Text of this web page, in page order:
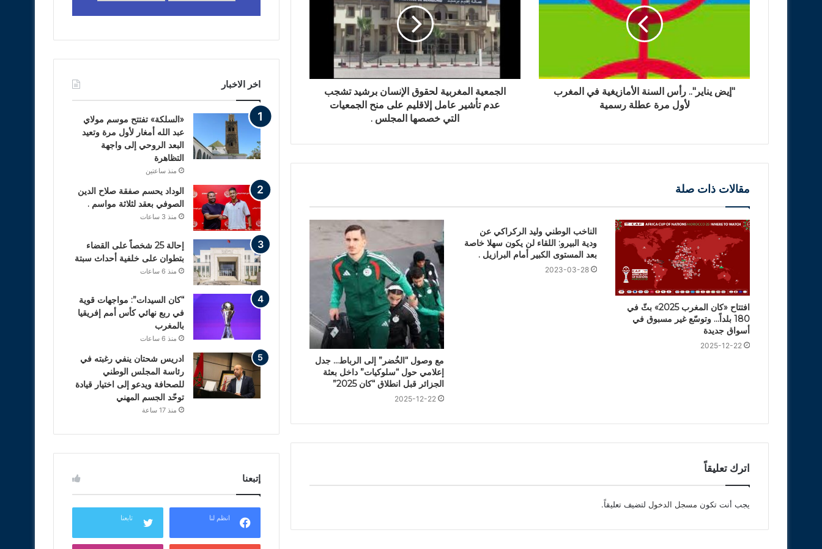
"إيض يناير".. رأس السنة الأمازيغية في المغرب
لأول مرة عطلة رسمية
الجمعية المغربية لحقوق الإنسان برشيد تشجب
عدم تأشير عامل إلاقليم على منح الجمعيات
التي خصصها المجلس .
مقالات ذات صلة
افتتاح «كان المغرب 2025» بثّ في
180 بلداً… وتوسّع غير مسبوق في
أسواق جديدة
2025-12-22
الناخب الوطني وليد الركراكي عن
ودية البيرو: اللقاء لن يكون سهلا خاصة
بعد المستوى الكبير أمام البرازيل .
2023-03-28
مع وصول “الخُضر” إلى الرباط… جدل
إعلامي حول “سلوكيات” داخل بعثة
الجزائر قبل انطلاق “كان 2025”
2025-12-22
اترك تعليقاً
يجب أنت تكون مسجل الدخول لتضيف تعليقاً.
اخر الاخبار
«السلكة» تفتتح موسم مولاي
عبد الله أمغار لأول مرة وتعيد
البعد الروحي إلى واجهة
التظاهرة
منذ ساعتين
الوداد يحسم صفقة صلاح الدين
الصوفي بعقد لثلاثة مواسم .
منذ 3 ساعات
إحالة 25 شخصاً على القضاء
بتطوان على خلفية أحداث سبتة
منذ 6 ساعات
“كان السيدات”: مواجهات قوية
في ربع نهائي كأس أمم إفريقيا
بالمغرب
منذ 6 ساعات
ادريس شحتان ينفي رغبته في
رئاسة المجلس الوطني
للصحافة ويدعو إلى اختيار قيادة
توحّد الجسم المهني
منذ 17 ساعة
إتبعنا
انظم لنا تابعنا